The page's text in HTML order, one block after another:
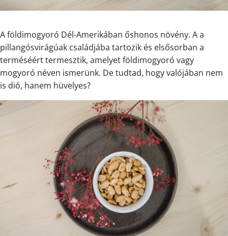
A földimogyoró Dél-Amerikában őshonos növény. Aa
pillangósvirágúak családjába tartozik és elsősorban a
terméséért termesztik, amelyet földimogyoró vagy
mogyoró néven ismerünk. De tudtad, hogy valójában nem
is dió, hanem hüvelyes?